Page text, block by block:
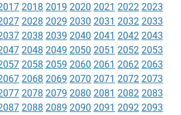
2018 2019 2020 2021 2022 2023
2028 2029 2030 2031 2032 2033
2038 2039 2040 2041 2042 2043
2048 2049 2050 2051 2052 2053
2058 2059 2060 2061 2062 2063
2068 2069 2070 2071 2072 2073
2078 2079 2080 2081 2082 2083
2088 2089 2090 2091 2092 2093